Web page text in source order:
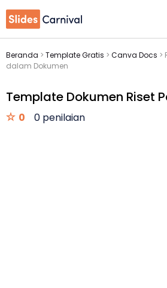
Beranda > Template Gratis > Canva Docs >
dalam Dokumen
Template Dokumen Riset
0 0 penilaian